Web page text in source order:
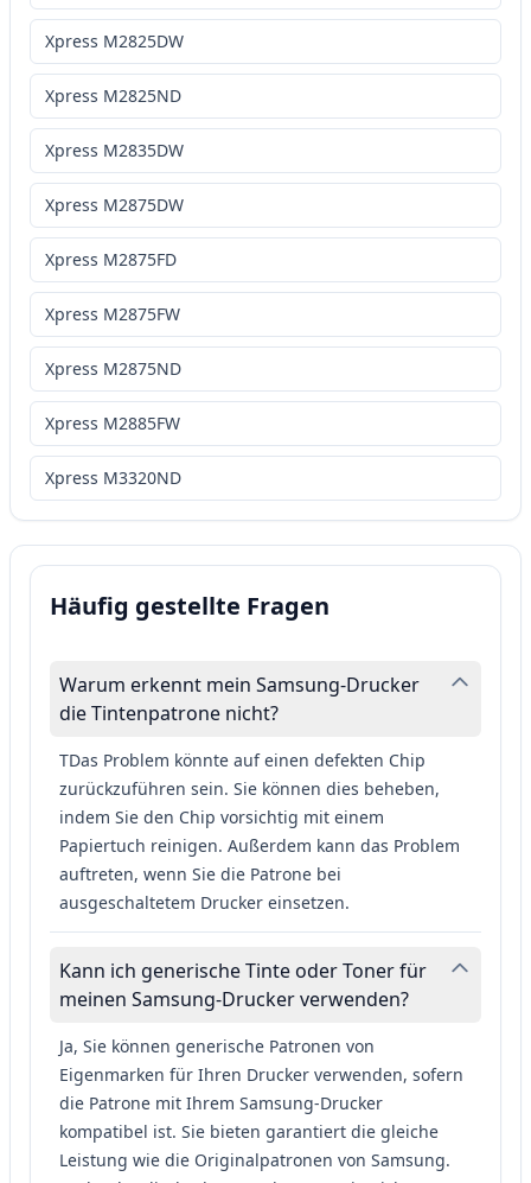
Xpress M2825DW
Xpress M2825ND
Xpress M2835DW
Xpress M2875DW
Xpress M2875FD
Xpress M2875FW
Xpress M2875ND
Xpress M2885FW
Xpress M3320ND
Häufig gestellte Fragen
Warum erkennt mein Samsung-Drucker
die Tintenpatrone nicht?
TDas Problem könnte auf einen defekten Chip
zurückzuführen sein. Sie können dies beheben,
indem Sie den Chip vorsichtig mit einem
Papiertuch reinigen. Außerdem kann das Problem
auftreten, wenn Sie die Patrone bei
ausgeschaltetem Drucker einsetzen.
Kann ich generische Tinte oder Toner für
meinen Samsung-Drucker verwenden?
Ja, Sie können generische Patronen von
Eigenmarken für Ihren Drucker verwenden, sofern
die Patrone mit Ihrem Samsung-Drucker
kompatibel ist. Sie bieten garantiert die gleiche
Leistung wie die Originalpatronen von Samsung.